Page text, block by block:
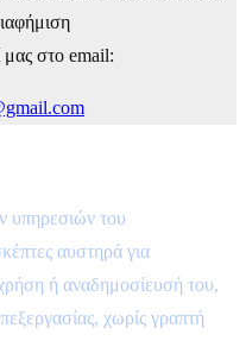
μας στο email:
υπηρεσιών του
αυστηρά για
ή αναδημοσίευσή του,
χωρίς γραπτή